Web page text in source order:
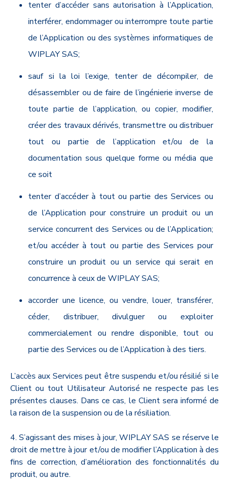
tenter d’accéder sans autorisation à l’Application,
interférer, endommager ou interrompre toute partie
de l’Application ou des systèmes informatiques de
WIPLAY SAS;
sauf si la loi l’exige, tenter de décompiler, de
désassembler ou de faire de l’ingénierie inverse de
toute partie de l’application, ou copier, modifier,
créer des travaux dérivés, transmettre ou distribuer
tout ou partie de l’application et/ou de la
documentation sous quelque forme ou média que
ce soit
tenter d’accéder à tout ou partie des Services ou
de l’Application pour construire un produit ou un
service concurrent des Services ou de l’Application;
et/ou accéder à tout ou partie des Services pour
construire un produit ou un service qui serait en
concurrence à ceux de WIPLAY SAS;
accorder une licence, ou vendre, louer, transférer,
céder, distribuer, divulguer ou exploiter
commercialement ou rendre disponible, tout ou
partie des Services ou de l’Application à des tiers.
L’accès aux Services peut être suspendu et/ou résilié si le
Client ou tout Utilisateur Autorisé ne respecte pas les
présentes clauses. Dans ce cas, le Client sera informé de
la raison de la suspension ou de la résiliation.
4. S’agissant des mises à jour, WIPLAY SAS se réserve le
droit de mettre à jour et/ou de modifier l’Application à des
fins de correction, d’amélioration des fonctionnalités du
produit, ou autre.